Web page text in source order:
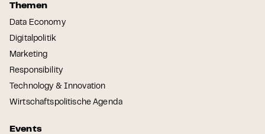
Themen
Data Economy
Digitalpolitik
Marketing
Responsibility
Technology & Innovation
Wirtschaftspolitische Agenda
Events